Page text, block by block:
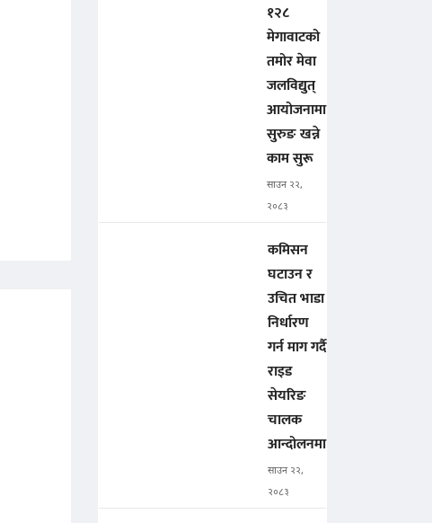
१२८
मेगावाटको
तमोर मेवा
जलविद्युत्
आयोजनामा
सुरुङ खन्ने
काम सुरू
साउन २२,
२०८३
कमिसन
घटाउन र
उचित भाडा
निर्धारण
गर्न माग गर्दै
राइड
सेयरिङ
चालक
आन्दोलनमा
साउन २२,
२०८३